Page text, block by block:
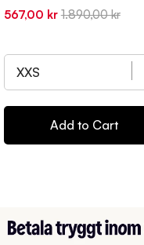
Sale
567,00 kr Original
1.890,00 kr
Add to Cart